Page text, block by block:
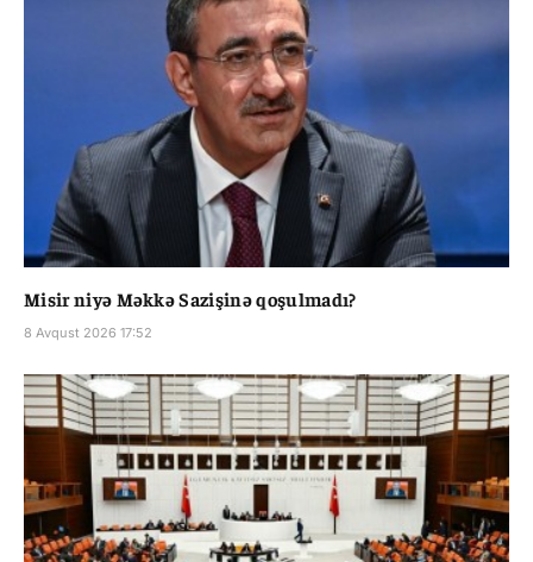
Misir niyə Məkkə Sazişinə qoşulmadı?
8 Avqust 2026 17:52